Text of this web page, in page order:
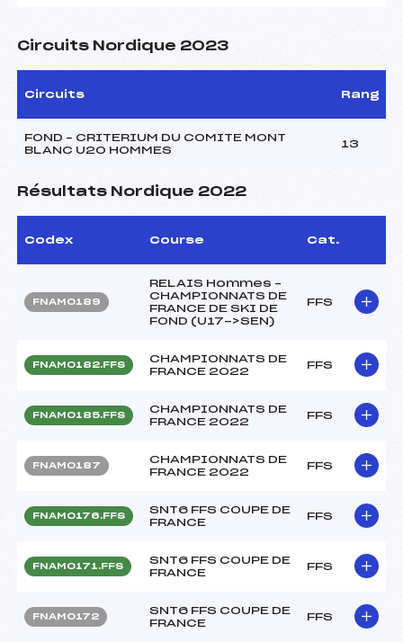
Circuits Nordique 2023
Circuits Rang
FOND – CRITERIUM DU COMITE MONT
BLANC U20 HOMMES
13
Résultats Nordique 2022
Codex Course Cat.
FNAM0189
RELAIS Hommes –
CHAMPIONNATS DE
FRANCE DE SKI DE
FOND (U17->SEN)
FFS
FNAM0182.FFS
CHAMPIONNATS DE
FRANCE 2022
FFS
FNAM0185.FFS
CHAMPIONNATS DE
FRANCE 2022
FFS
FNAM0187
CHAMPIONNATS DE
FRANCE 2022
FFS
FNAM0176.FFS
SNT6 FFS COUPE DE
FRANCE
FFS
FNAM0171.FFS
SNT6 FFS COUPE DE
FRANCE
FFS
FNAM0172
SNT6 FFS COUPE DE
FRANCE
FFS